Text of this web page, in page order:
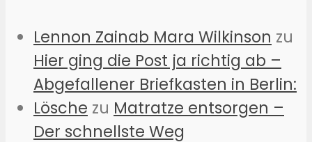
Lennon Zainab Mara Wilkinson zu
Hier ging die Post ja richtig ab –
Abgefallener Briefkasten in Berlin:
Lösche zu Matratze entsorgen –
Der schnellste Weg